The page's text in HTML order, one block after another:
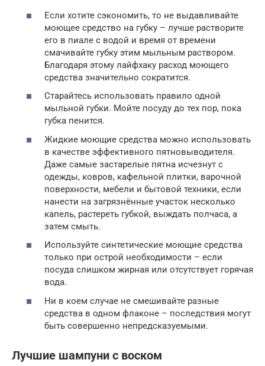
Если хотите сэкономить, то не выдавливайте
моющее средство на губку – лучше растворите
его в пиале с водой и время от времени
смачивайте губку этим мыльным раствором.
Благодаря этому лайфхаку расход моющего
средства значительно сократится.
Старайтесь использовать правило одной
мыльной губки. Мойте посуду до тех пор, пока
губка пенится.
Жидкие моющие средства можно использовать
в качестве эффективного пятновыводителя.
Даже самые застарелые пятна исчезнут с
одежды, ковров, кафельной плитки, варочной
поверхности, мебели и бытовой техники, если
нанести на загрязнённые участок несколько
капель, растереть губкой, выждать полчаса, а
затем смыть.
Используйте синтетические моющие средства
только при острой необходимости – если
посуда слишком жирная или отсутствует горячая
вода.
Ни в коем случае не смешивайте разные
средства в одном флаконе – последствия могут
быть совершенно непредсказуемыми.
Лучшие шампуни с воском